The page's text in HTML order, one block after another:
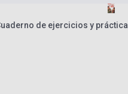
de ejercicios y práctica